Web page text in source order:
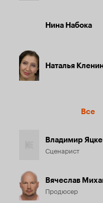
Нина Набока
Наталья
Все
Владимир
Сценарист
Вячеслав
Продюсер